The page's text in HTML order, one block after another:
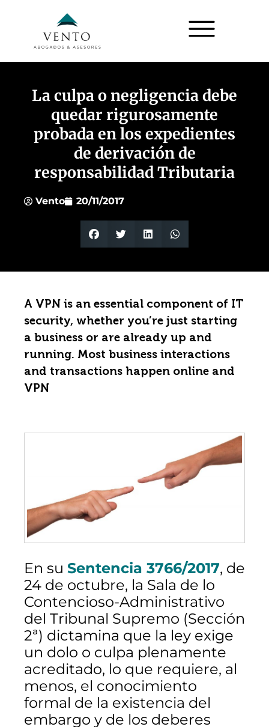
La culpa o negligencia debe
quedar rigurosamente
probada en los expedientes
de derivación de
responsabilidad Tributaria
Vento 20/11/2017
A VPN is an essential component of IT
security, whether you’re just starting
a business or are already up and
running. Most business interactions
and transactions happen online and
VPN
En su Sentencia 3766/2017, de
24 de octubre, la Sala de lo
Contencioso-Administrativo
del Tribunal Supremo (Sección
2ª) dictamina que la ley exige
un dolo o culpa plenamente
acreditado, lo que requiere, al
menos, el conocimiento
formal de la existencia del
embargo y de los deberes